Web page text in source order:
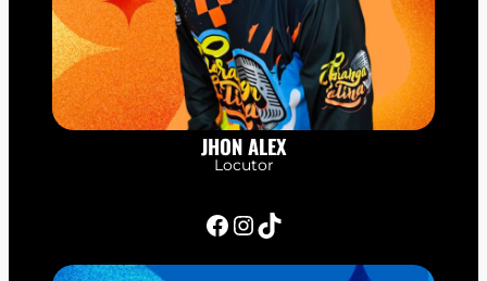
JHON ALEX
Locutor
Facebook InstagramTikTok